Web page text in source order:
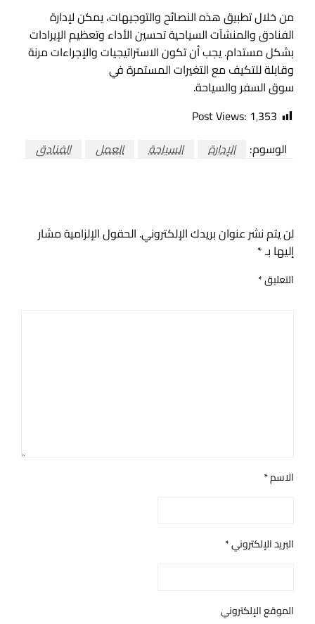
من خلال تطبيق هذه النصائح والتوجيهات، يمكن لإدارة
الفنادق والمنشآت السياحية تحسين الأداء وتعظيم الإيرادات
بشكل مستدام. يجب أن تكون الاستراتيجيات والإجراءات مرنة
وقابلة للتكيف مع التغيرات المستمرة في
سوق السفر والسياحة.
Post Views: 1٬353
الوسوم:
الإدارة السياحة العمل الفنادق
لن يتم نشر عنوان بريدك الإلكتروني. الحقول الإلزامية مشار
إليها بـ*
التعليق*
الاسم*
البريد الإلكتروني*
الموقع الإلكتروني